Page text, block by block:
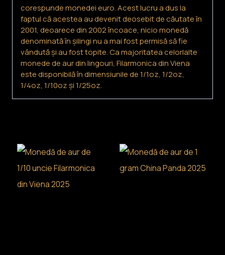
corespunde monedei euro. Acest lucru a dus la
faptul că acestea au devenit deosebit de căutate în
2001, deoarece din 2002 încoace, nicio monedă
denominată în șilingi nu a mai fost permisă să fie
vândută și au fost topite. Ca majoritatea celorlalte
monede de aur din lingouri, Filarmonica din Viena
este disponibilă în dimensiunile de 1/1oz, 1/2oz,
1/4oz, 1/10oz și 1/25oz.